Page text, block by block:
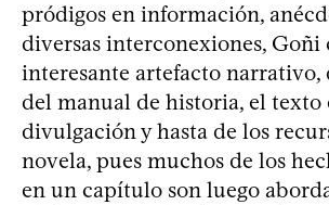
pródigos en información,
diversas interconexiones,
interesante artefacto narrativo,
del manual de historia, el texto
divulgación y hasta de los
novela, pues muchos de los
en un capítulo son luego